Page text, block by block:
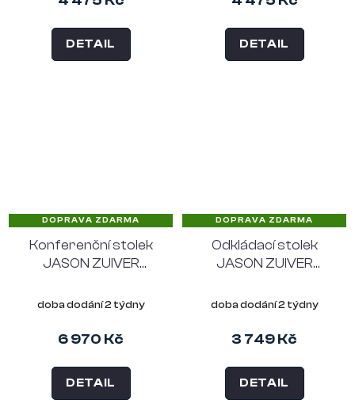
DETAIL DETAIL
DOPRAVA ZDARMA
Konferenční stolek
JASON ZUIVER
doba dodání 2 týdny
6 970 Kč
DETAIL
DOPRAVA ZDARMA
Odkládací stolek
JASON ZUIVER
doba dodání 2 týdny
3 749 Kč
DETAIL